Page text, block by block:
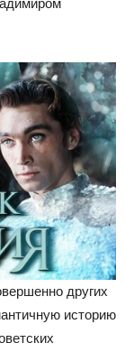
других
историю